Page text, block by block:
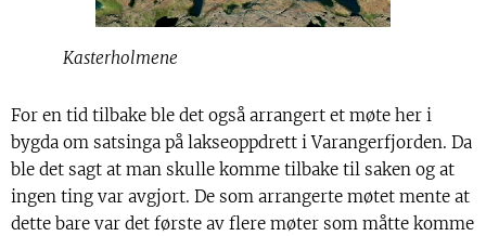
Kasterholmene
For en tid tilbake ble det også arrangert et møte her i
bygda om satsinga på lakseoppdrett i Varangerfjorden. Da
ble det sagt at man skulle komme tilbake til saken og at
ingen ting var avgjort. De som arrangerte møtet mente at
dette bare var det første av flere møter som måtte komme